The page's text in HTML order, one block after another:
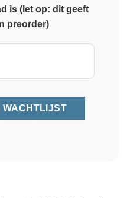
is (let op: dit geeft
preorder)